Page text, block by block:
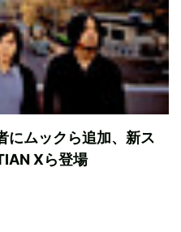
にムックら追加、新ス
Xら登場